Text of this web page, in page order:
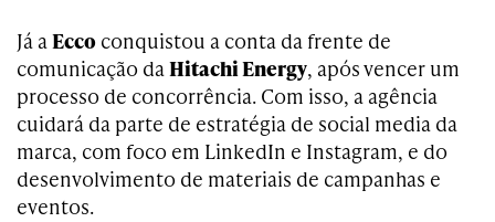
Já aEcco conquistou a conta da frente de
comunicação daHitachi Energy, após vencer um
processo de concorrência. Com isso, a agência
cuidará da parte de estratégia de social media da
marca, com foco em LinkedIn e Instagram, e do
desenvolvimento de materiais de campanhas e
eventos.